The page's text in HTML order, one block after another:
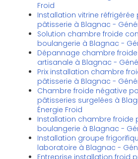
Froid
Installation vitrine
pâtisserie à Blagnac -
Solution chambre froide
boulangerie à Blagnac -
Dépannage chambre
artisanale à Blagnac -
Prix installation chambre
pâtisserie à Blagnac -
Chambre froide négative
pâtisseries surgelées à
Énergie Froid
Installation chambre froide
boulangerie à Blagnac -
Installation groupe
laboratoire à Blagnac -